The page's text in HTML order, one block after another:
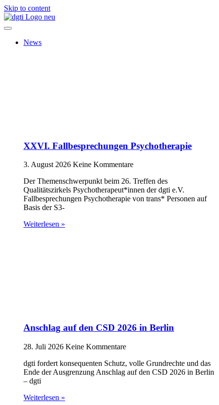
Skip to content
News
XXVI. Fallbesprechungen Psychotherapie
3. August 2026 Keine Kommentare
Der Themenschwerpunkt beim 26. Treffen des
Qualitätszirkels Psychotherapeut*innen der dgti e.V.
Fallbesprechungen Psychotherapie von trans* Personen auf
Basis der S3-
Weiterlesen »
Anschlag auf den CSD 2026 in Berlin
28. Juli 2026 Keine Kommentare
dgti fordert konsequenten Schutz, volle Grundrechte und das
Ende der Ausgrenzung Anschlag auf den CSD 2026 in Berlin
– dgti
Weiterlesen »